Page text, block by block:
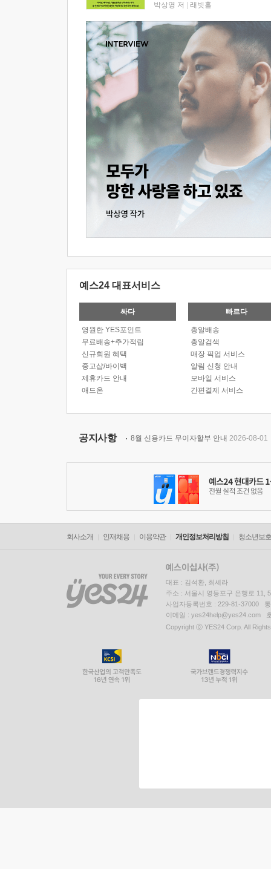
박상영 저 래빗홀
예스24 대표서비스
싸다
영원한 YES포인트
무료배송+추가적립
신규회원 혜택
중고샵/바이백
제휴카드 안내
애드온
빠르다
총알배송
총알검색
매장 픽업 서비스
알림 신청 안내
모바일 서비스
간편결제 서비스
공지사항 8월 신용카드 무이자할부 안내 2026-08-01
회사소개 인재채용 이용약관 개인정보처리방침 청소년보
대표 : 김석환, 최세라
주소 : 서울시 영등포구 은행로 11,
사업자등록번호 : 229-81-37000
이메일 : yes24help@yes24.com
Copyright ⓒ YES24 Corp. All